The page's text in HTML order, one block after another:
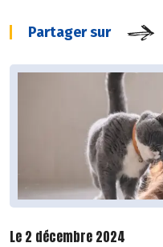
Partager sur
Le 2 décembre 2024